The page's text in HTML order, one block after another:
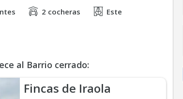
2 cocheras
Este
al Barrio cerrado:
Fincas de Iraola